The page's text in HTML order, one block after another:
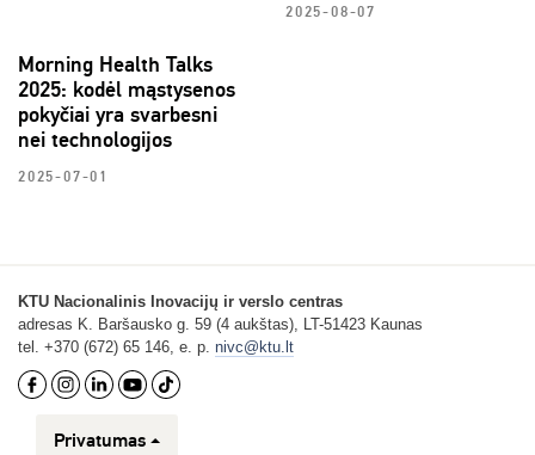
2025-08-07
Morning Health Talks
2025: kodėl mąstysenos
pokyčiai yra svarbesni
nei technologijos
2025-07-01
KTU Nacionalinis Inovacijų ir verslo centras
adresas K. Baršausko g. 59 (4 aukštas), LT-51423 Kaunas
tel. +370 (672) 65 146, e. p. nivc@ktu.lt
Privatumas